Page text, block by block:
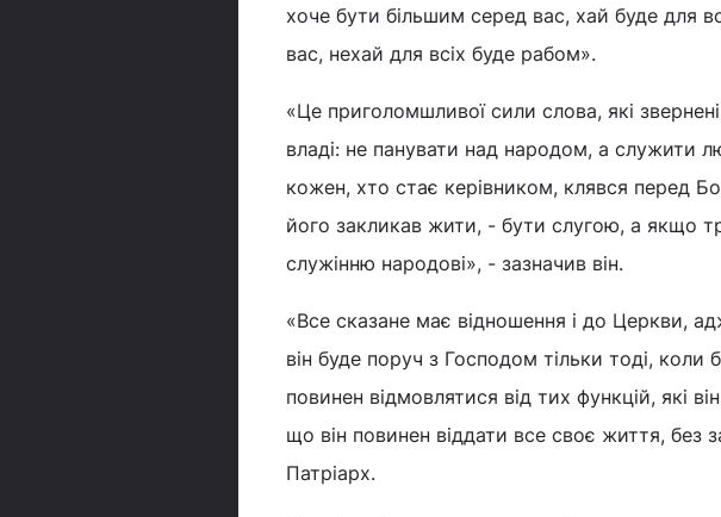
хоче бути більшим серед вас, хай буде для
вас, нехай для всіх буде рабом».
«Це приголомшливої сили слова, які
владі: не панувати над народом, а служити
кожен, хто стає керівником, клявся перед
його закликав жити, - бути слугою, а якщо
служінню народові», - зазначив він.
«Все сказане має відношення і до Церкви,
він буде поруч з Господом тільки тоді,
повинен відмовлятися від тих функцій, які
що він повинен віддати все своє життя, без
Патріарх.